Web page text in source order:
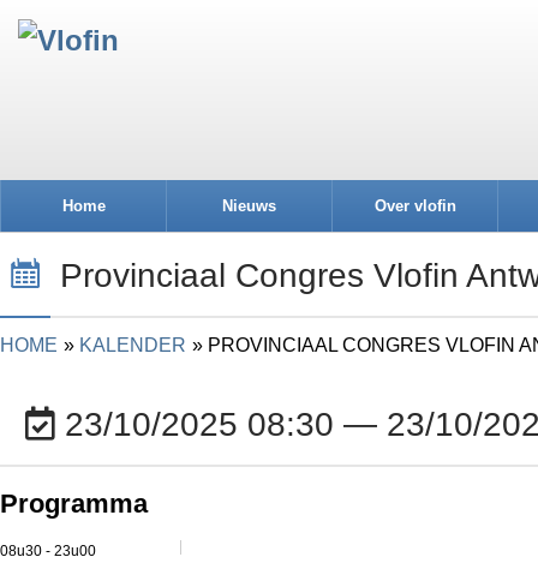
Home Nieuws Over vlofin
Provinciaal Congres Vlofin
HOME KALENDER PROVINCIAAL CONGRES VLOFIN
23/10/2025 08:30 — 23/10/
Programma
08u30 - 23u00